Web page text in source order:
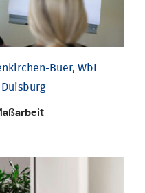
Buer, WbI
Duisburg